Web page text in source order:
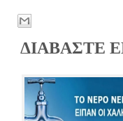
ΔΙΑΒΑΣΤΕ